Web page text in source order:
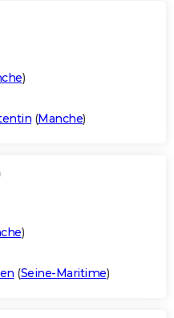
)
(Manche)
)
(Seine-Maritime)